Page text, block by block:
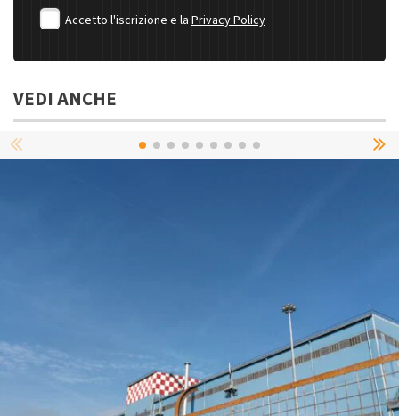
Accetto l'iscrizione e la Privacy Policy
VEDI ANCHE